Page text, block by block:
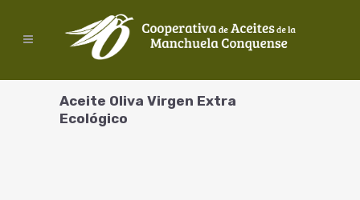
Aceite Oliva Virgen Extra
Ecológico